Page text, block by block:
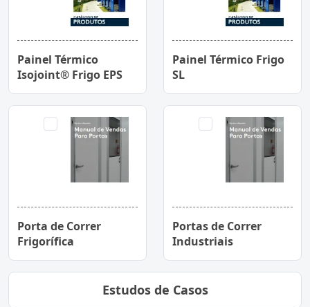
Painel Térmico
Isojoint® Frigo EPS
Painel Térmico Frigo
SL
Porta de Correr
Frigorífica
Portas de Correr
Industriais
Estudos de Casos